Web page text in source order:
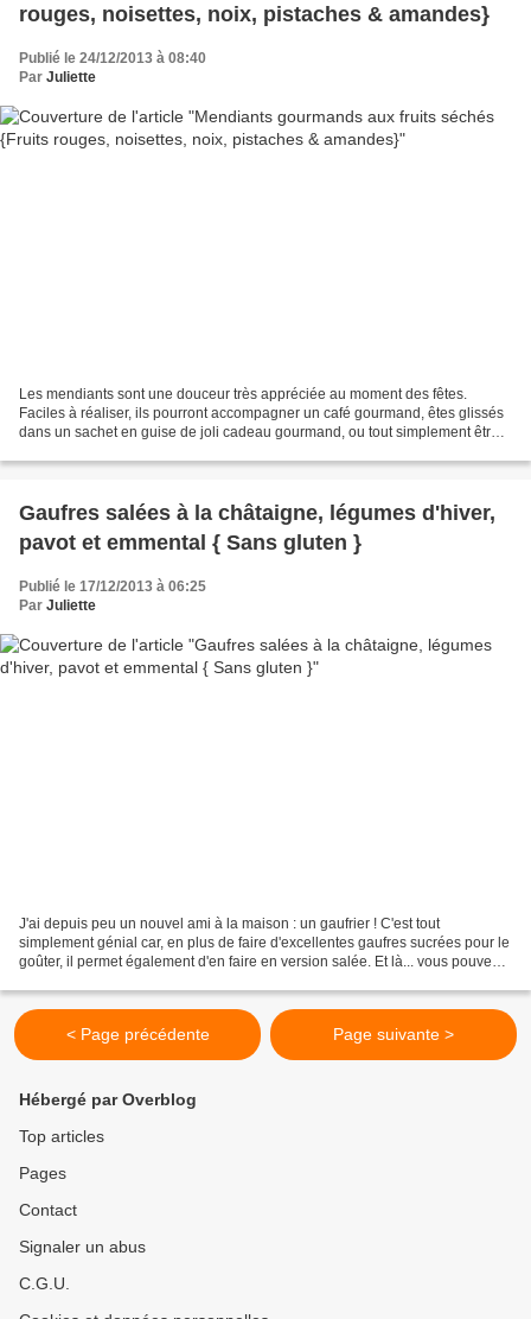
rouges, noisettes, noix, pistaches & amandes}
Publié le 24/12/2013 à 08:40
Par Juliette
Les mendiants sont une douceur très appréciée au moment des fêtes.
Faciles à réaliser, ils pourront accompagner un café gourmand, êtes glissés
dans un sachet en guise de joli cadeau gourmand, ou tout simplement être
Gaufres salées à la châtaigne, légumes d'hiver,
pavot et emmental { Sans gluten }
Publié le 17/12/2013 à 06:25
Par Juliette
J'ai depuis peu un nouvel ami à la maison : un gaufrier ! C'est tout
simplement génial car, en plus de faire d'excellentes gaufres sucrées pour le
goûter, il permet également d'en faire en version salée. Et là... vous pouvez
< Page précédente Page suivante >
Hébergé par Overblog
Top articles
Pages
Contact
Signaler un abus
C.G.U.